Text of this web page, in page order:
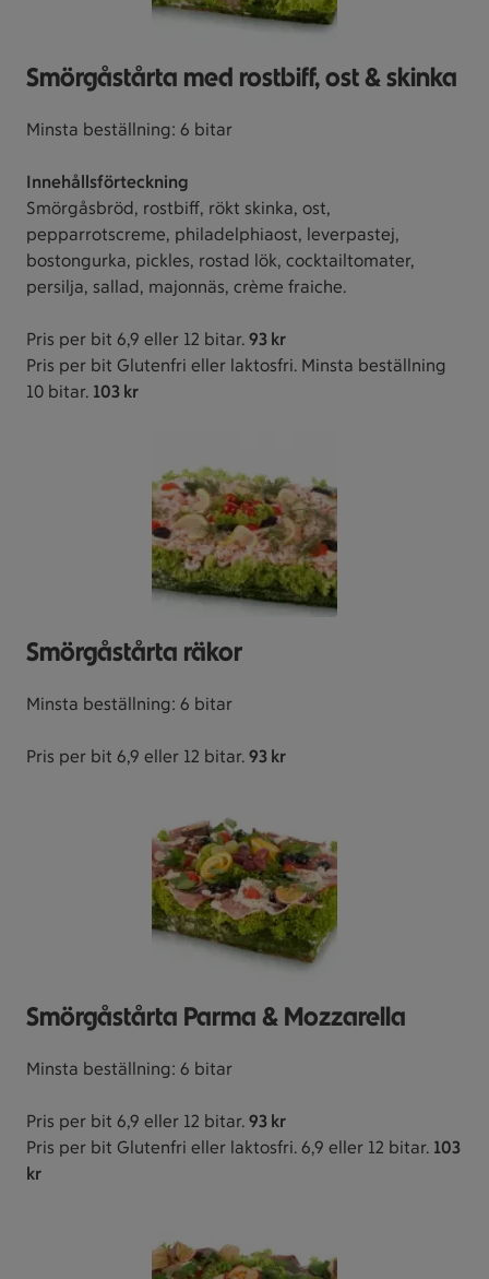
Smörgåstårta med rostbiff, ost & skinka
Minsta beställning: 6 bitar
Innehållsförteckning
Smörgåsbröd, rostbiff, rökt skinka, ost,
pepparrotscreme, philadelphiaost, leverpastej,
bostongurka, pickles, rostad lök, cocktailtomater,
persilja, sallad, majonnäs, crème fraiche.
Pris per bit 6,9 eller 12 bitar. 93 kr
Pris per bit Glutenfri eller laktosfri. Minsta beställning
10 bitar. 103 kr
Smörgåstårta räkor
Minsta beställning: 6 bitar
Pris per bit 6,9 eller 12 bitar. 93 kr
Smörgåstårta Parma & Mozzarella
Minsta beställning: 6 bitar
Pris per bit 6,9 eller 12 bitar. 93 kr
Pris per bit Glutenfri eller laktosfri. 6,9 eller 12 bitar. 103
kr